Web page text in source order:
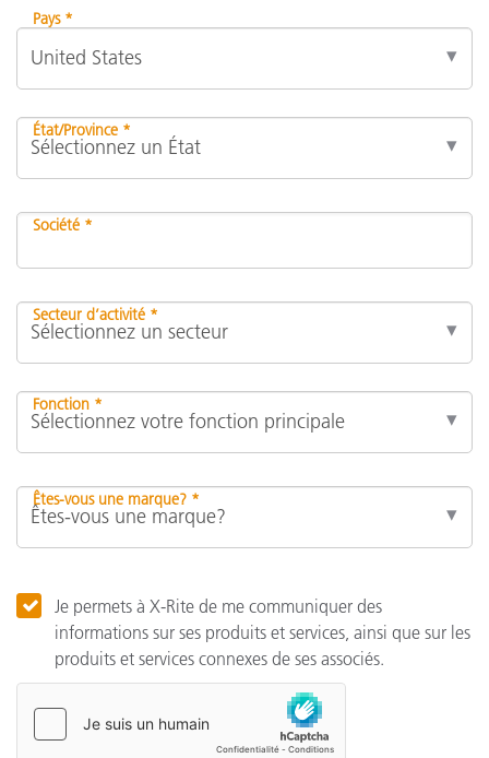
Pays *
État/Province *
Société *
Secteur d’activité *
Fonction *
Êtes-vous une marque? *
Je permets à X-Rite de me communiquer des
informations sur ses produits et services, ainsi que sur les
produits et services connexes de ses associés.